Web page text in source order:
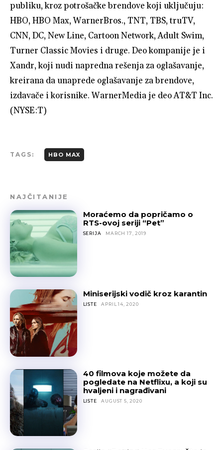
publiku, kroz potrošačke brendove koji uključuju:
HBO, HBO Max, WarnerBros., TNT, TBS, truTV,
CNN, DC, New Line, Cartoon Network, Adult Swim,
Turner Classic Movies i druge. Deo kompanije je i
Xandr, koji nudi napredna rešenja za oglašavanje,
kreirana da unaprede oglašavanje za brendove,
izdavače i korisnike. WarnerMedia je deo AT&T Inc.
(NYSE:T)
TAGS: HBO MAX
NAJČITANIJE
Moraćemo da popričamo o
RTS-ovoj seriji “Pet”
SERIJA MARCH 17, 2019
Miniserijski vodič kroz karantin
LISTE APRIL 14, 2020
40 filmova koje možete da
pogledate na Netflixu, a koji su
hvaljeni i nagrađivani
LISTE AUGUST 5, 2020